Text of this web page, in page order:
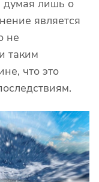
думая лишь о
является
не
таким
что это